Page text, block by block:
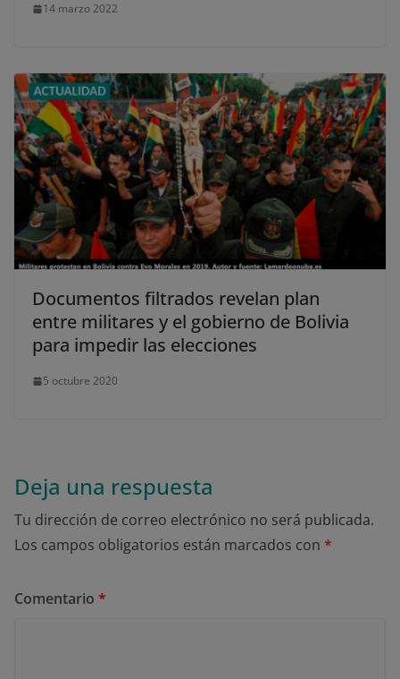
14 marzo 2022
Documentos filtrados revelan plan
entre militares y el gobierno de Bolivia
para impedir las elecciones
5 octubre 2020
Deja una respuesta
Tu dirección de correo electrónico no será publicada.
Los campos obligatorios están marcados con *
Comentario *